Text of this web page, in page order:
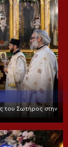
του Σωτήρος στην